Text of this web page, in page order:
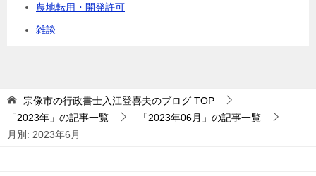
農地転用・開発許可
雑談
宗像市の行政書士入江登喜夫のブログ TOP
「2023年」の記事一覧
「2023年06月」の記事一覧
月別: 2023年6月